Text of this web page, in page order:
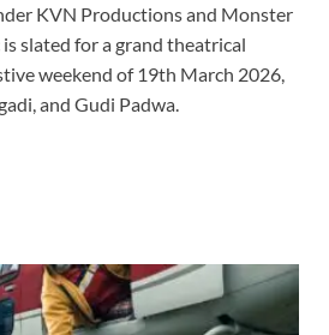
KVN Productions and Monster
slated for a grand theatrical
weekend of 19th March 2026,
and Gudi Padwa.